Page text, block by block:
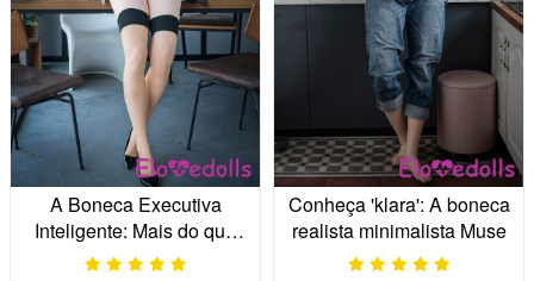
A Boneca Executiva
Inteligente: Mais do que
Realista
Conheça 'klara': A boneca
realista minimalista Muse